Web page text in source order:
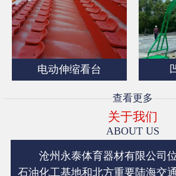
电动伸缩看台
查看更多
关于我们
ABOUT US
沧州永泰体育器材有限公司
石油化工基地和北方重要陆海交